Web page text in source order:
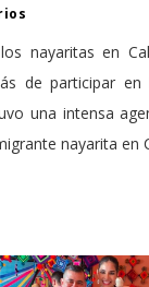
nayaritas en
de participar en
una intensa
nayarita en